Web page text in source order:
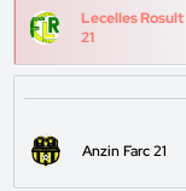
Lecelles Rosult
21
Anzin Farc 21